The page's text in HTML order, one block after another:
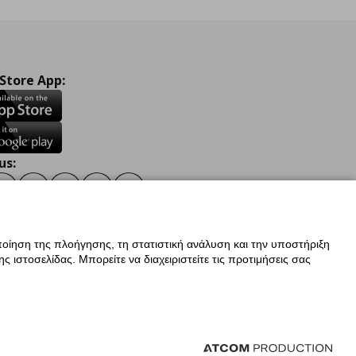
App:
Δεδομένων
της πλοήγησης, τη στατιστική ανάλυση και την υποστήριξη
Μπορείτε να διαχειριστείτε τις προτιμήσεις σας